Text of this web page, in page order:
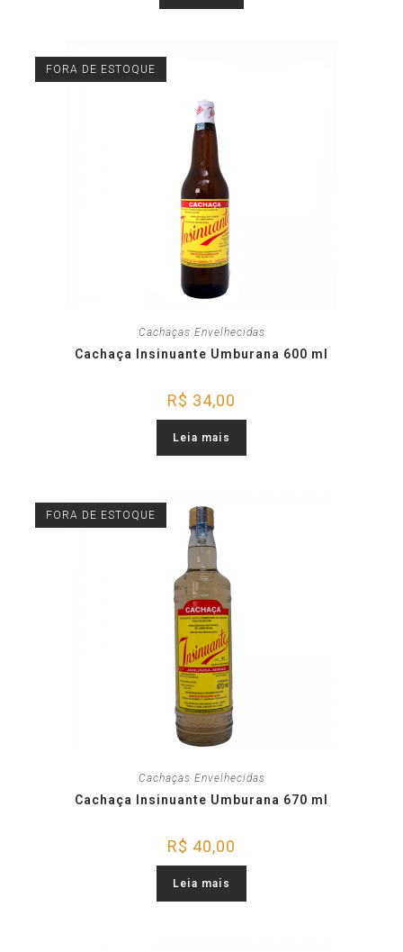
FORA DE ESTOQUE
Cachaças Envelhecidas
Cachaça Insinuante Umburana 600 ml
R$ 34,00
Leia mais
FORA DE ESTOQUE
Cachaças Envelhecidas
Cachaça Insinuante Umburana 670 ml
R$ 40,00
Leia mais